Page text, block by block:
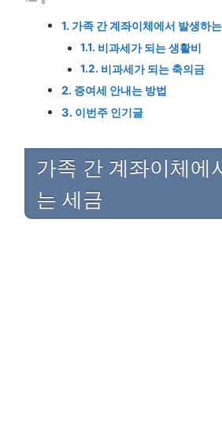
가족 간 계좌이체에서 발생하
비과세가 되는 생활비
비과세가 되는 축의금
증여세 안내는 방법
이번주 인기글
가족 간 계좌이체에
는 세금